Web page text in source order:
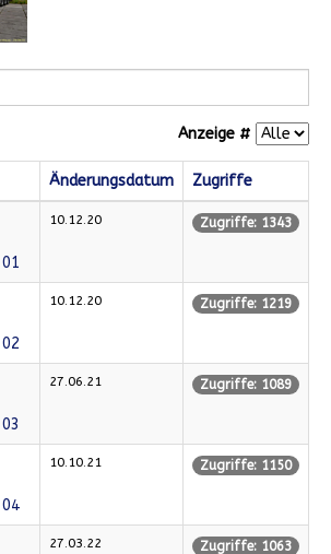
Anzeige #
Änderungsdatum Zugriffe
10.12.20 Zugriffe: 1343
10.12.20 Zugriffe: 1219
27.06.21 Zugriffe: 1089
04
10.10.21 Zugriffe: 1150
27.03.22 Zugriffe: 1063